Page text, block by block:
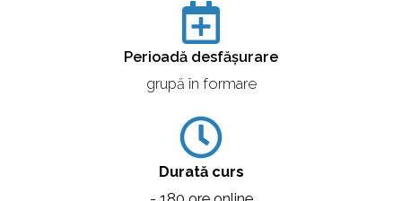
Perioadă desfășurare
grupă în formare
Durată curs